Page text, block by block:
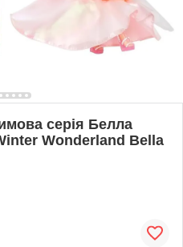
серія Белла
Wonderland Bella